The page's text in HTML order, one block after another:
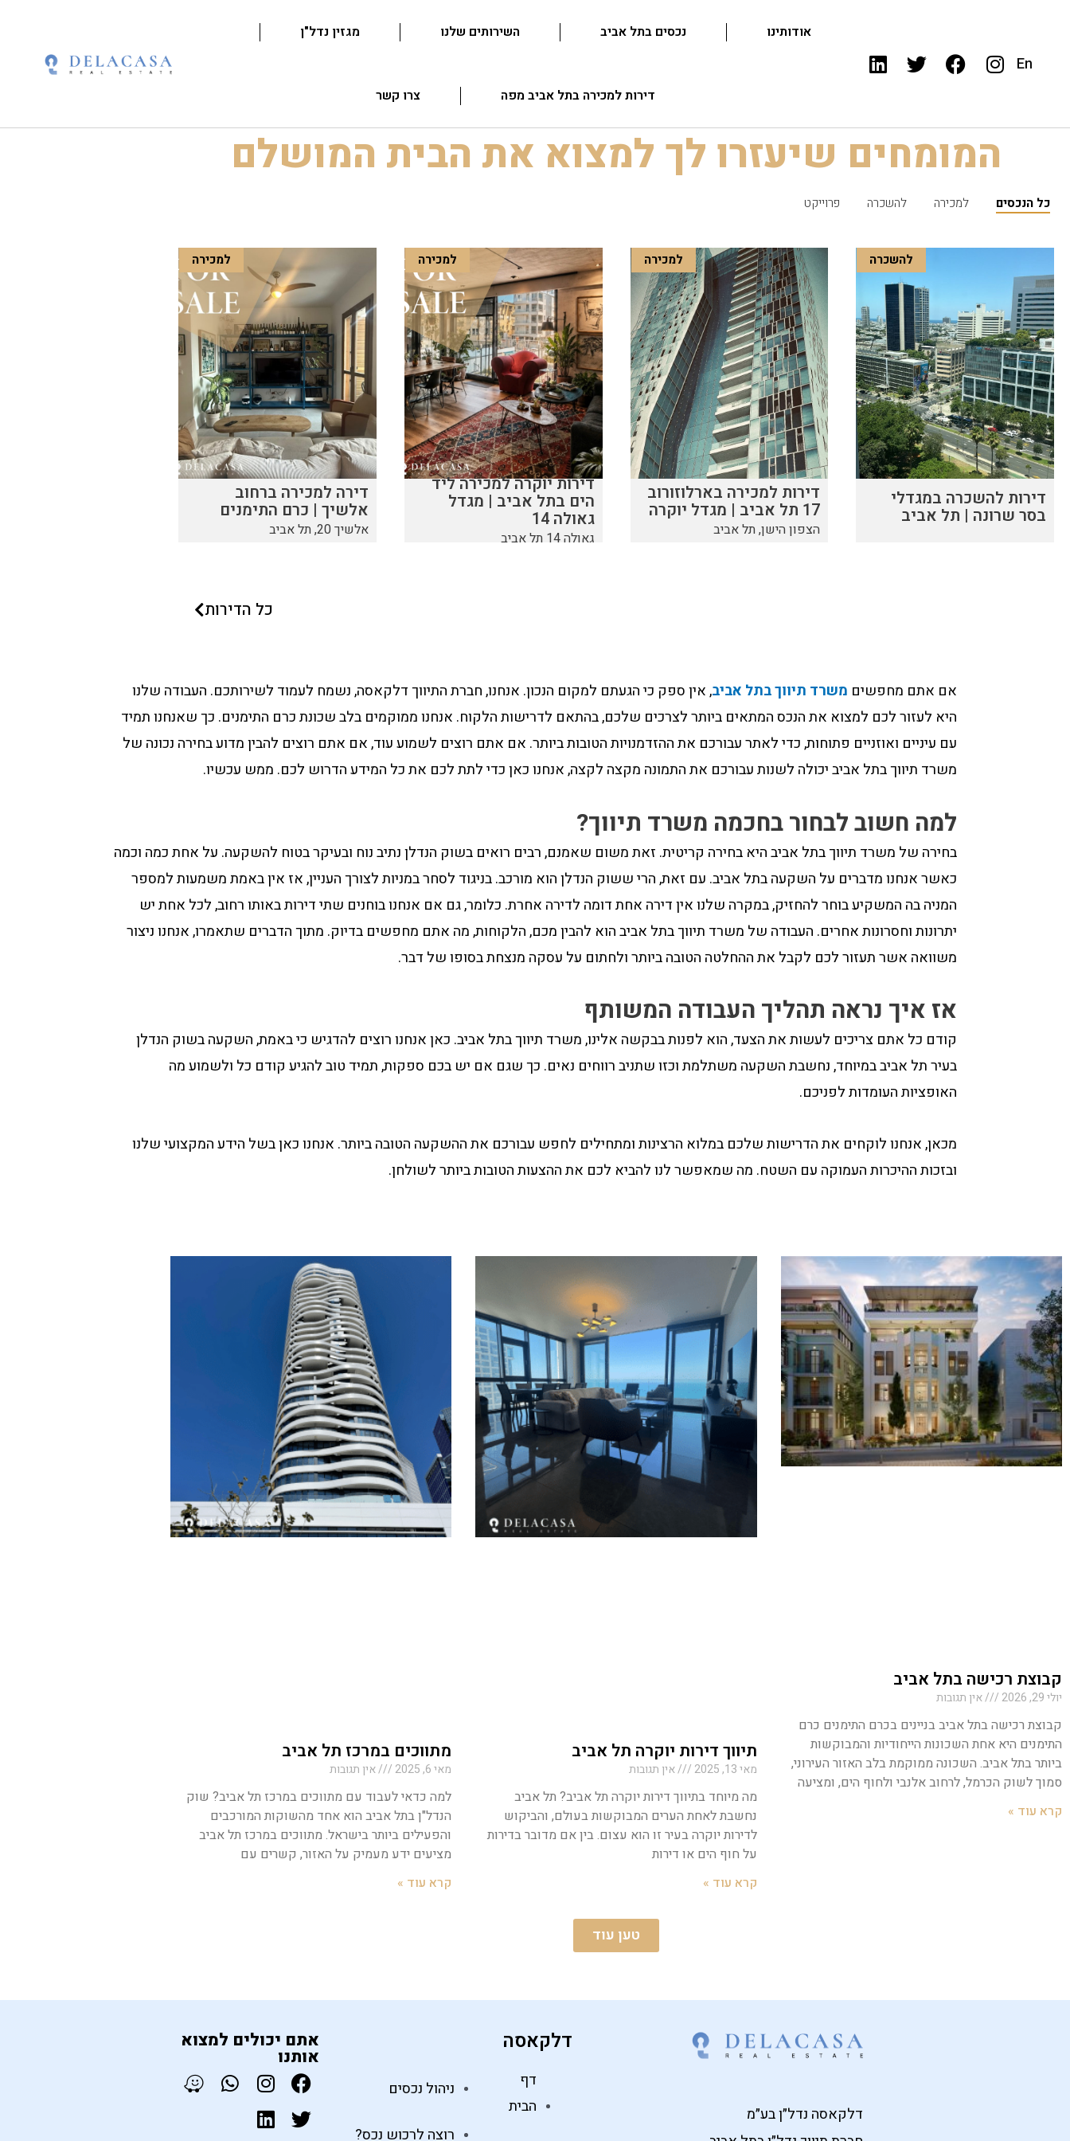
En
אודותינו נכסים בתל אביב השירותים שלנו מגזין נדל"ן
דירות למכירה בתל אביב מפה צרו קשר
המומחים שיעזרו לך למצוא את הבית המושלם
כל הנכסים למכירה להשכרה פרוייקט
להשכרה
דירות להשכרה במגדלי
בסר שרונה | תל אביב
למכירה
דירות למכירה בארלוזורוב
17 תל אביב | מגדל יוקרה
הצפון הישן, תל אביב
למכירה
דירות יוקרה למכירה ליד
הים בתל אביב | מגדל
גאולה 14
גאולה 14 תל אביב
למכירה
דירה למכירה ברחוב
אלשיך | כרם התימנים
אלשיך 20, תל אביב
כל הדירות
אם אתם מחפשים משרד תיווך בתל אביב, אין ספק כי הגעתם למקום הנכון. אנחנו, חברת התיווך דלקאסה, נשמח לעמוד לשירותכם. העבודה שלנו
היא לעזור לכם למצוא את הנכס המתאים ביותר לצרכים שלכם, בהתאם לדרישות הלקוח. אנחנו ממוקמים בלב שכונת כרם התימנים. כך שאנחנו תמיד
עם עיניים ואוזניים פתוחות, כדי לאתר עבורכם את ההזדמנויות הטובות ביותר. אם אתם רוצים לשמוע עוד, אם אתם רוצים להבין מדוע בחירה נכונה של
משרד תיווך בתל אביב יכולה לשנות עבורכם את התמונה מקצה לקצה, אנחנו כאן כדי לתת לכם את כל המידע הדרוש לכם. ממש עכשיו.
למה חשוב לבחור בחכמה משרד תיווך?
בחירה של משרד תיווך בתל אביב היא בחירה קריטית. זאת משום שאמנם, רבים רואים בשוק הנדלן נתיב נוח ובעיקר בטוח להשקעה. על אחת כמה וכמה
כאשר אנחנו מדברים על השקעה בתל אביב. עם זאת, הרי ששוק הנדלן הוא מורכב. בניגוד לסחר במניות לצורך העניין, אז אין באמת משמעות למספר
המניה בה המשקיע בוחר להחזיק, במקרה שלנו אין דירה אחת דומה לדירה אחרת. כלומר, גם אם אנחנו בוחנים שתי דירות באותו רחוב, לכל אחת יש
יתרונות וחסרונות אחרים. העבודה של משרד תיווך בתל אביב הוא להבין מכם, הלקוחות, מה אתם מחפשים בדיוק. מתוך הדברים שתאמרו, אנחנו ניצור
משוואה אשר תעזור לכם לקבל את ההחלטה הטובה ביותר ולחתום על עסקה מנצחת בסופו של דבר.
אז איך נראה תהליך העבודה המשותף
קודם כל אתם צריכים לעשות את הצעד, הוא לפנות בבקשה אלינו, משרד תיווך בתל אביב. כאן אנחנו רוצים להדגיש כי באמת, השקעה בשוק הנדלן
בעיר תל אביב במיוחד, נחשבת השקעה משתלמת וכזו שתניב רווחים נאים. כך שגם אם יש בכם ספקות, תמיד טוב להגיע קודם כל ולשמוע מה
האופציות העומדות לפניכם.
מכאן, אנחנו לוקחים את הדרישות שלכם במלוא הרצינות ומתחילים לחפש עבורכם את ההשקעה הטובה ביותר. אנחנו כאן בשל הידע המקצועי שלנו
ובזכות ההיכרות העמוקה עם השטח. מה שמאפשר לנו להביא לכם את ההצעות הטובות ביותר לשולחן.
קבוצת רכישה בתל אביב
יולי 29, 2026 אין תגובות
קבוצת רכישה בתל אביב בניינים בכרם התימנים כרם
התימנים היא אחת השכונות הייחודיות והמבוקשות
ביותר בתל אביב. השכונה ממוקמת בלב האזור העירוני,
סמוך לשוק הכרמל, לרחוב אלנבי ולחוף הים, ומציעה
קרא עוד »
תיווך דירות יוקרה תל אביב
מאי 13, 2025 אין תגובות
מה מיוחד בתיווך דירות יוקרה תל אביב? תל אביב
נחשבת לאחת הערים המבוקשות בעולם, והביקוש
לדירות יוקרה בעיר זו הוא עצום. בין אם מדובר בדירות
על חוף הים או דירות
קרא עוד »
מתווכים במרכז תל אביב
מאי 6, 2025 אין תגובות
למה כדאי לעבוד עם מתווכים במרכז תל אביב? שוק
הנדל"ן בתל אביב הוא אחד מהשוקות המורכבים
והפעילים ביותר בישראל. מתווכים במרכז תל אביב
מציעים ידע מעמיק על האזור, קשרים עם
קרא עוד »
טען עוד
דלקאסה נדל״ן בע״מ
דלקאסה
דף
הבית
ניהול נכסים
רוצה לרכוש נכס?
אתם יכולים למצוא
אותנו